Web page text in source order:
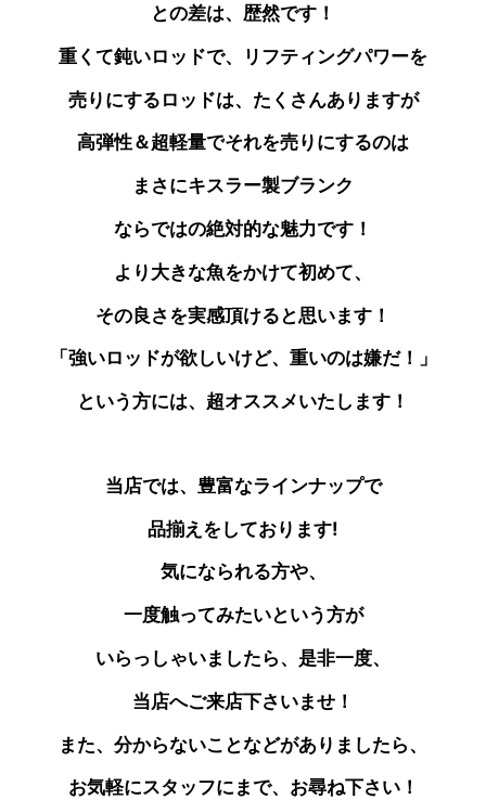
との差は、歴然です！
重くて鈍いロッドで、リフティングパワーを
売りにするロッドは、たくさんありますが
高弾性＆超軽量でそれを売りにするのは
まさにキスラー製ブランク
ならではの絶対的な魅力です！
より大きな魚をかけて初めて、
その良さを実感頂けると思います！
「強いロッドが欲しいけど、重いのは嫌だ！」
という方には、超オススメいたします！
当店では、豊富なラインナップで
品揃えをしております!
気になられる方や、
一度触ってみたいという方が
いらっしゃいましたら、是非一度、
当店へご来店下さいませ！
また、分からないことなどがありましたら、
お気軽にスタッフにまで、お尋ね下さい！